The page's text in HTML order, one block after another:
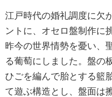
江戸時代の婚礼調度に欠
ントに、オセロ盤制作に
昨今の世界情勢を憂い、
る葡萄にしました。盤の
ひごを編んで胎とする籃
て遊ぶ構造とし、盤面は